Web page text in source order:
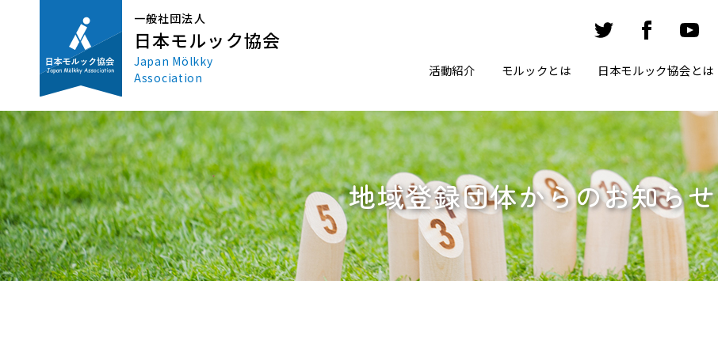
一般社団法人
日本モルック協会
Japan Mölkky
Association
活動紹介 モルックとは 日本モルック協会とは
地域登録団体からのお知らせ